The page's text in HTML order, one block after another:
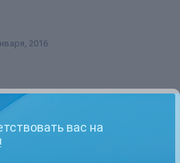
2016
2016
вас на